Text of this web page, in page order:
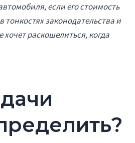
если его стоимость
законодательства и
раскошелиться, когда